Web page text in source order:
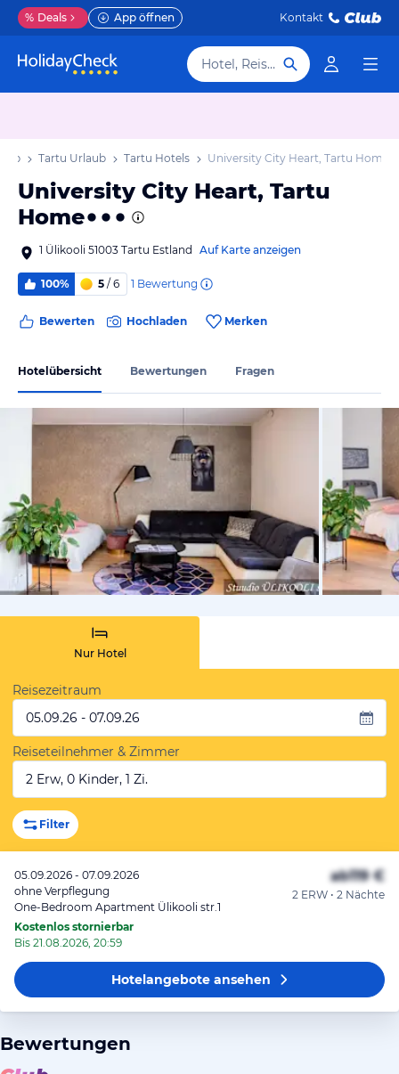
% Deals App öffnen Kontakt
Hotel, Reiseziel
Tartu Urlaub Tartu Hotels University City Heart, Tartu Home
University City Heart, Tartu
Home
1 Ülikooli 51003 Tartu Estland Auf Karte anzeigen
100% 5 / 6 1 Bewertung
Bewerten Hochladen Merken
Hotelübersicht Bewertungen Fragen
von
Nur Hotel
Reisezeitraum
05.09.26 - 07.09.26
Reiseteilnehmer & Zimmer
2 Erw, 0 Kinder, 1 Zi.
Filter
05.09.2026 - 07.09.2026
ohne Verpflegung
One-Bedroom Apartment Ülikooli str.1
Kostenlos stornierbar
Bis 21.08.2026, 20:59
ab119 €
2 ERW • 2 Nächte
Hotelangeboteansehen
Bewertungen